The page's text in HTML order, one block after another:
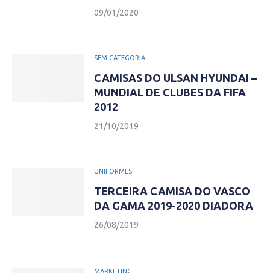
09/01/2020
SEM CATEGORIA
CAMISAS DO ULSAN HYUNDAI –
MUNDIAL DE CLUBES DA FIFA
2012
21/10/2019
UNIFORMES
TERCEIRA CAMISA DO VASCO
DA GAMA 2019-2020 DIADORA
26/08/2019
MARKETING